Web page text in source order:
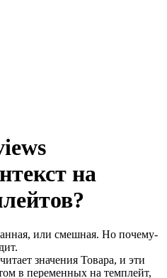
на
или смешная. Но почему-
значения Товара, и эти
в переменных на темплейт,